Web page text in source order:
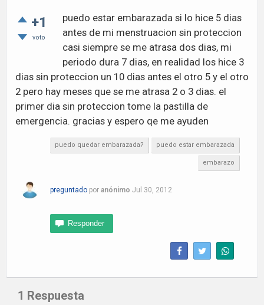
+1
voto
puedo estar embarazada si lo hice 5 dias
antes de mi menstruacion sin proteccion
casi siempre se me atrasa dos dias, mi
periodo dura 7 dias, en realidad los hice 3
dias sin proteccion un 10 dias antes el otro 5 y el otro
2 pero hay meses que se me atrasa 2 o 3 dias. el
primer dia sin proteccion tome la pastilla de
emergencia. gracias y espero qe me ayuden
puedo quedar embarazada? puedo estar embarazada
embarazo
preguntado por anónimo Jul 30, 2012
1 Respuesta